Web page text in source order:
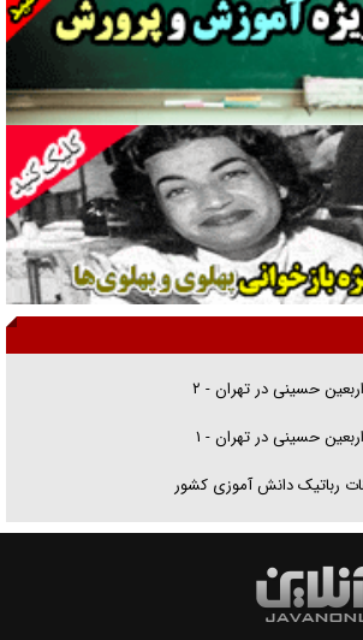
فوق‌دیپلم! + گفت‌وگو با متهم
جنگ رمضان/ پیکر بی‌سر شهید را از
جفای مخالفان مکانت معنوی رهبر شهید را
می‌شود؟
حسینی در تهران - ۲
حسینی در تهران - ۱
رباتیک دانش آموزی کشور